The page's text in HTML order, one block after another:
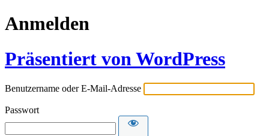
Anmelden
Präsentiert von WordPress
Benutzername oder E-Mail-Adresse
Passwort